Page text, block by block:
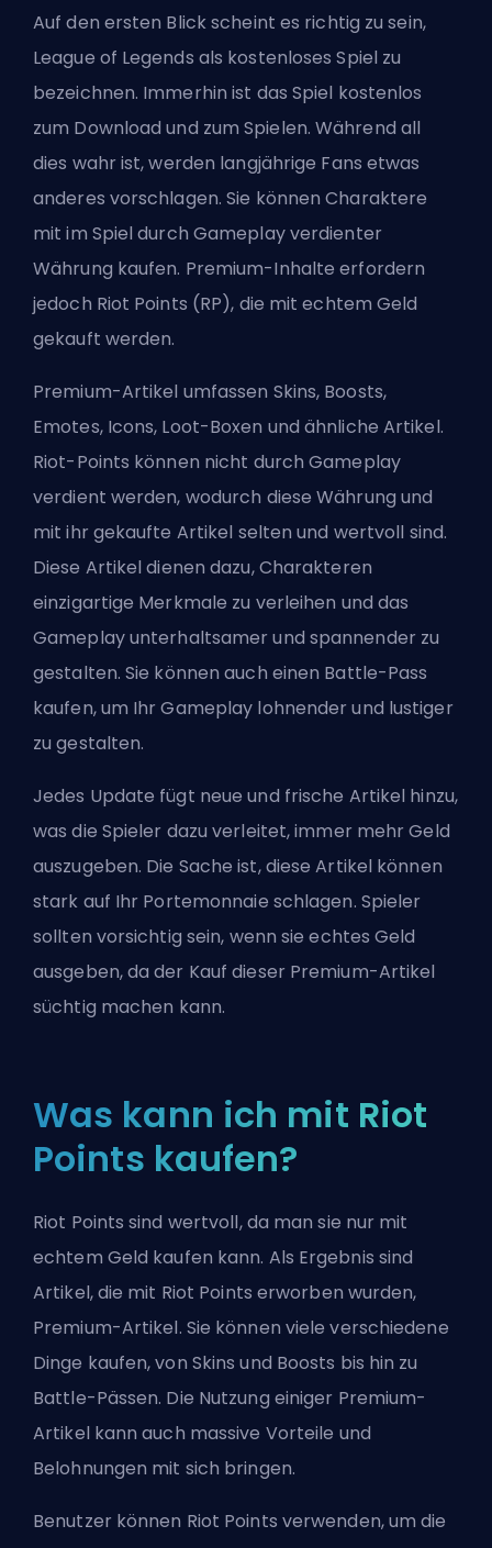
Auf den ersten Blick scheint es richtig zu sein,
League of Legends als kostenloses Spiel zu
bezeichnen. Immerhin ist das Spiel kostenlos
zum Download und zum Spielen. Während all
dies wahr ist, werden langjährige Fans etwas
anderes vorschlagen. Sie können Charaktere
mit im Spiel durch Gameplay verdienter
Währung kaufen. Premium-Inhalte erfordern
jedoch Riot Points (RP), die mit echtem Geld
gekauft werden.
Premium-Artikel umfassen Skins, Boosts,
Emotes, Icons, Loot-Boxen und ähnliche Artikel.
Riot-Points können nicht durch Gameplay
verdient werden, wodurch diese Währung und
mit ihr gekaufte Artikel selten und wertvoll sind.
Diese Artikel dienen dazu, Charakteren
einzigartige Merkmale zu verleihen und das
Gameplay unterhaltsamer und spannender zu
gestalten. Sie können auch einen Battle-Pass
kaufen, um Ihr Gameplay lohnender und lustiger
zu gestalten.
Jedes Update fügt neue und frische Artikel hinzu,
was die Spieler dazu verleitet, immer mehr Geld
auszugeben. Die Sache ist, diese Artikel können
stark auf Ihr Portemonnaie schlagen. Spieler
sollten vorsichtig sein, wenn sie echtes Geld
ausgeben, da der Kauf dieser Premium-Artikel
süchtig machen kann.
Was kann ich mit Riot
Points kaufen?
Riot Points sind wertvoll, da man sie nur mit
echtem Geld kaufen kann. Als Ergebnis sind
Artikel, die mit Riot Points erworben wurden,
Premium-Artikel. Sie können viele verschiedene
Dinge kaufen, von Skins und Boosts bis hin zu
Battle-Pässen. Die Nutzung einiger Premium-
Artikel kann auch massive Vorteile und
Belohnungen mit sich bringen.
Benutzer können Riot Points verwenden, um die